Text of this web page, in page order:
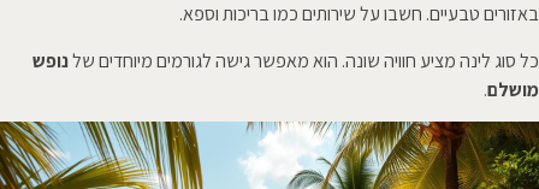
באזורים טבעיים. חשבו על שירותים כמו בריכות וספא.
כל סוג לינה מציע חוויה שונה. הוא מאפשר גישה לגורמים מיוחדים שלנופש
מושלם.